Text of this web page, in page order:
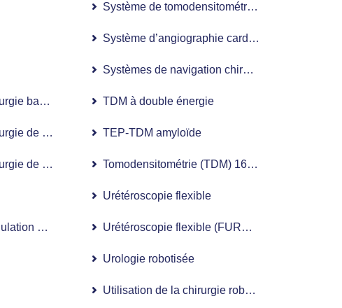
bariatrique robotisée et pour qui est-elle indiquée ?
de remplacement de la hanche assistée par robot et comment
de remplacement du genou assistée par robot et comment est-
d’intensité (IMRT)
Système de tomodensitométrie SOMATOM
Système d’angiographie cardiaque monoplan
Systèmes de navigation chirurgicale
TDM à double énergie
TEP-TDM amyloïde
Tomodensitométrie (TDM) 16 coupes
Urétéroscopie flexible
Urétéroscopie flexible (FURS) avec le système
Urologie robotisée
Utilisation de la chirurgie robotisée dans les